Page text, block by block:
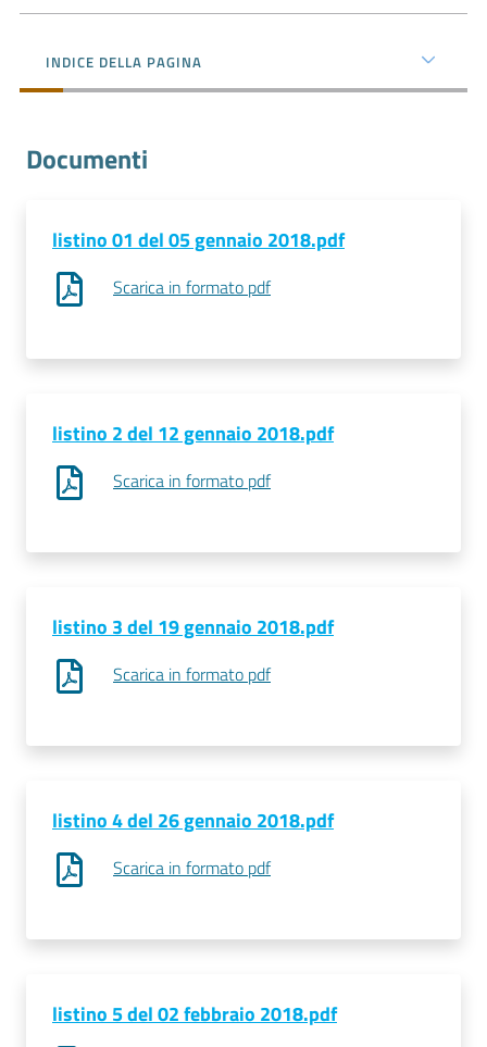
il
l'Impresa
Consumatore
on line
Registrati
Seguici
INDICE DELLA PAGINA
Documenti
listino 01 del 05 gennaio 2018.pdf
Scarica in formato pdf
listino 2 del 12 gennaio 2018.pdf
Scarica in formato pdf
listino 3 del 19 gennaio 2018.pdf
Scarica in formato pdf
listino 4 del 26 gennaio 2018.pdf
Scarica in formato pdf
listino 5 del 02 febbraio 2018.pdf